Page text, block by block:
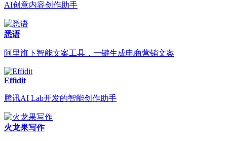
AI创意内容创作助手
悉语
阿里旗下智能文案工具，一键生成电商营销文案
Effidit
腾讯AI Lab开发的智能创作助手
火龙果写作